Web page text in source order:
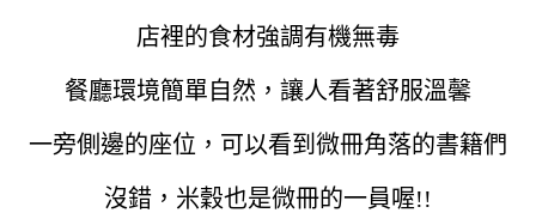
店裡的食材強調有機無毒
餐廳環境簡單自然，讓人看著舒服溫馨
一旁側邊的座位，可以看到微冊角落的書籍們
沒錯，米穀也是微冊的一員喔!!